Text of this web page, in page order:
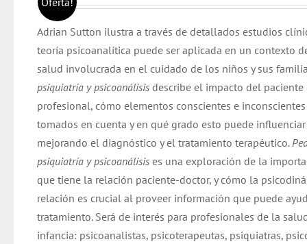
era:
$ 30.000.
es:
$ 28.000.
Adrian Sutton ilustra a través de detallados estudios
teoría psicoanalítica puede ser aplicada en un contexto
salud involucrada en el cuidado de los niños y sus
psiquiatría y psicoanálisisdescribe el impacto del paciente
profesional, cómo elementos conscientes e
tomados en cuenta y en qué grado esto puede
mejorando el diagnóstico y el tratamiento terapéutico.
psiquiatría y psicoanálisis es una exploración de la
que tiene la relación paciente-doctor, y cómo la
relación es crucial al proveer información que puede
tratamiento. Será de interés para profesionales de la
infancia: psicoanalistas, psicoterapeutas, psiquiatras,